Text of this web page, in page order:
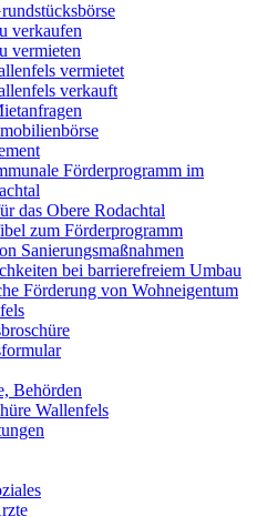
verkaufen
vermieten
vermietet
verkauft
Förderprogramm im
das Obere Rodachtal
zum Förderprogramm
Sanierungsmaßnahmen
bei barrierefreiem Umbau
Förderung von Wohneigentum
Behörden
Wallenfels